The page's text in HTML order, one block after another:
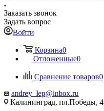
Заказать звонок
Задать вопрос
Войти
Корзина0
Отложенные0
Сравнение товаров0
andrey_lep@inbox.ru
Калининград, пл.Победы, 4